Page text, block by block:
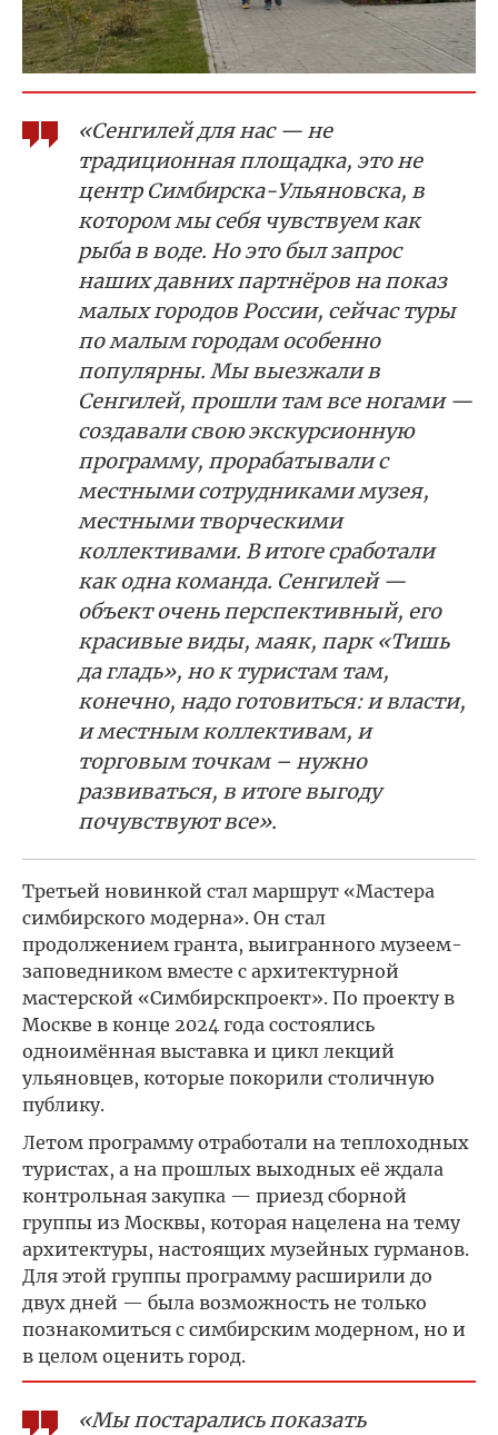
«Сенгилей для нас — не
традиционная площадка, это не
центр Симбирска-Ульяновска, в
котором мы себя чувствуем как
рыба в воде. Но это был запрос
наших давних партнёров на показ
малых городов России, сейчас туры
по малым городам особенно
популярны. Мы выезжали в
Сенгилей, прошли там все ногами —
создавали свою экскурсионную
программу, прорабатывали с
местными сотрудниками музея,
местными творческими
коллективами. В итоге сработали
как одна команда. Сенгилей —
объект очень перспективный, его
красивые виды, маяк, парк «Тишь
да гладь», но к туристам там,
конечно, надо готовиться: и власти,
и местным коллективам, и
торговым точкам – нужно
развиваться, в итоге выгоду
почувствуют все».
Третьей новинкой стал маршрут «Мастера
симбирского модерна». Он стал
продолжением гранта, выигранного музеем-
заповедником вместе с архитектурной
мастерской «Симбирскпроект». По проекту в
Москве в конце 2024 года состоялись
одноимённая выставка и цикл лекций
ульяновцев, которые покорили столичную
публику.
Летом программу отработали на теплоходных
туристах, а на прошлых выходных её ждала
контрольная закупка — приезд сборной
группы из Москвы, которая нацелена на тему
архитектуры, настоящих музейных гурманов.
Для этой группы программу расширили до
двух дней — была возможность не только
познакомиться с симбирским модерном, но и
в целом оценить город.
«Мы постарались показать